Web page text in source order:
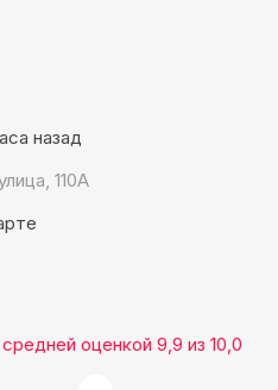
назад
110А
оценкой 9,9 из 10,0